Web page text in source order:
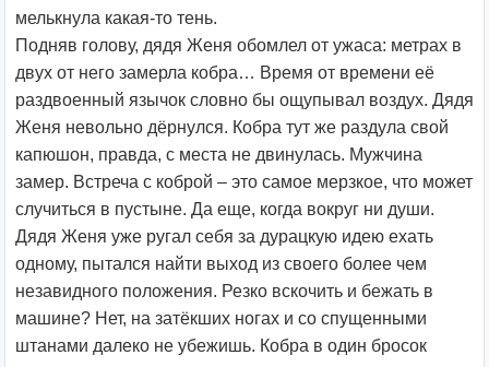
мелькнула какая-то тень.
Подняв голову, дядя Женя обомлел от ужаса: метрах в
двух от него замерла кобра… Время от времени её
раздвоенный язычок словно бы ощупывал воздух. Дядя
Женя невольно дёрнулся. Кобра тут же раздула свой
капюшон, правда, с места не двинулась. Мужчина
замер. Встреча с коброй – это самое мерзкое, что может
случиться в пустыне. Да еще, когда вокруг ни души.
Дядя Женя уже ругал себя за дурацкую идею ехать
одному, пытался найти выход из своего более чем
незавидного положения. Резко вскочить и бежать в
машине? Нет, на затёкших ногах и со спущенными
штанами далеко не убежишь. Кобра в один бросок